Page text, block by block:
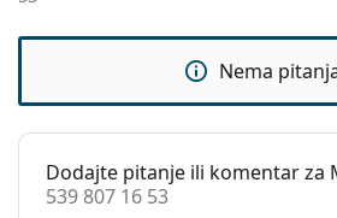
Kutijica:
Da
Krpa za
čišćenje:
Da
Ostalo
Nema
Dodajte pitanje ili komentar za
539 807 16 53